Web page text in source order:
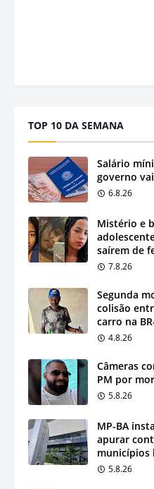
TOP 10 DA SEMANA
Salário
governo
6.8.26
Mistério e
saírem de
7.8.26
Segunda
colisão
carro na
4.8.26
Câmeras
PM por
5.8.26
MP-BA
apurar
municípios
5.8.26